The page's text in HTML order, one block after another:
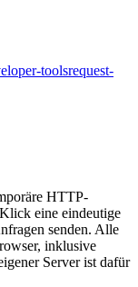
toolsrequest-
HTTP-
eine eindeutige
senden. Alle
inklusive
Server ist dafür